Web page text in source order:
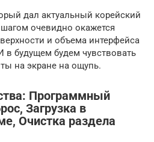
дал актуальный корейский
очевидно окажется
и объема интерфейса
в будущем будем чувствовать
на экране на ощупь.
Программный
Загрузка в
Очистка раздела